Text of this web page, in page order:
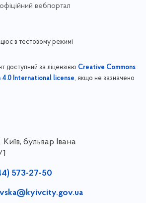
офіційний вебпортал
в тестовому режимі
доступний за ліцензією Creative Commons
International license, якщо не зазначено
бульвар Івана
573-27-50